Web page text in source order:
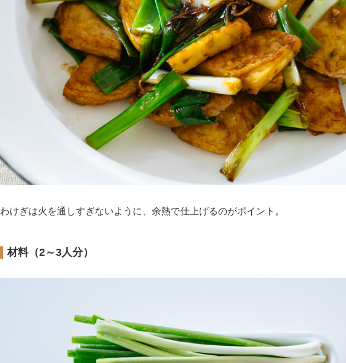
わけぎは火を通しすぎないように、余熱で仕上げるのがポイント。
材料（2～3人分）